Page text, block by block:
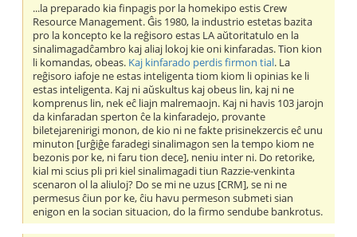
...la preparado kia finpagis por la homekipo estis Crew
Resource Management. Ĝis 1980, la industrio estetas bazita
pro la koncepto ke la reĝisoro estas LA aŭtoritatulo en la
sinalimagadĉambro kaj aliaj lokoj kie oni kinfaradas. Tion kion
li komandas, obeas. Kaj kinfarado perdis firmon tial. La
reĝisoro iafoje ne estas inteligenta tiom kiom li opinias ke li
estas inteligenta. Kaj ni aŭskultus kaj obeus lin, kaj ni ne
komprenus lin, nek eĉ liajn malremaojn. Kaj ni havis 103 jarojn
da kinfaradan sperton ĉe la kinfaradejo, provante
biletejarenirigi monon, de kio ni ne fakte prisinekzercis eĉ unu
minuton [urĝiĝe faradegi sinalimagon sen la tempo kiom ne
bezonis por ke, ni faru tion dece], neniu inter ni. Do retorike,
kial mi scius pli pri kiel sinalimagadi tiun Razzie-venkinta
scenaron ol la aliuloj? Do se mi ne uzus [CRM], se ni ne
permesus ĉiun por ke, ĉiu havu permeson submeti sian
enigon en la socian situacion, do la firmo sendube bankrotus.